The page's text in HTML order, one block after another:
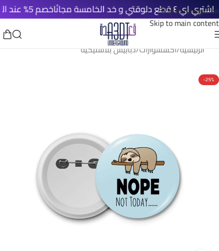
Skip to navigation
Skip to main content
خصم 5% عند الدفع الأونلاين الخامسة مجانًا
الرئيسية/اكسسوارات/دبابيس بلاستيكية
-25%